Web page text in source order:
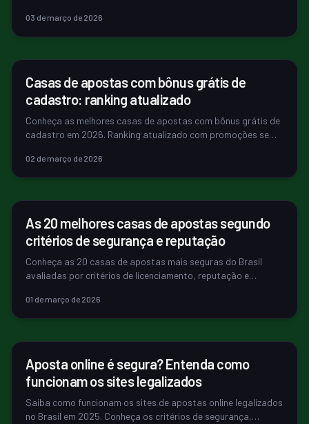
03 de março de 2026
BET & IGAMING
Casas de apostas com bônus grátis de
cadastro: ranking atualizado
Conheça as melhores casas de apostas com bônus grátis de
cadastro em 2026. Ranking atualizado com promoções sem
02 de março de 2026
BET & IGAMING
As 20 melhores casas de apostas segundo
critérios de segurança e reputação
Conheça as 20 casas de apostas mais seguras do Brasil
avaliadas por critérios de licenciamento, reputação e
01 de março de 2026
ECONOMIA
Aposta online é segura? Entenda como
funcionam os sites legalizados
Saiba como funcionam os sites de apostas online legalizados
no Brasil em 2025. Conheça os critérios de segurança,